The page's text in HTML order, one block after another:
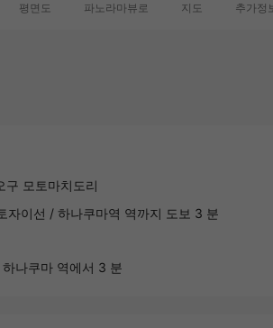
평면도 파노라마뷰로 지도 추가정
구 모토마치도리
자이선 / 하나쿠마역 역까지 도보 3 분
하나쿠마 역에서 3 분